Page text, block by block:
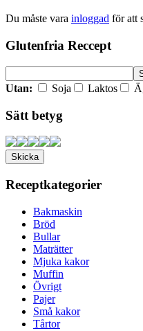
Du måste vara inloggad för att
Glutenfria Reccept
Utan: Soja Laktos
Sätt betyg
Receptkategorier
Bakmaskin
Bröd
Bullar
Maträtter
Mjuka kakor
Muffin
Övrigt
Pajer
Små kakor
Tårtor